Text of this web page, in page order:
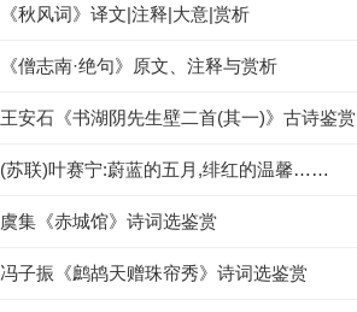
《秋风词》译文|注释|大意|赏析
《僧志南·绝句》原文、注释与赏析
王安石《书湖阴先生壁二首(其一)》古诗鉴赏
(苏联)叶赛宁:蔚蓝的五月,绯红的温馨……
虞集《赤城馆》诗词选鉴赏
冯子振《鹧鸪天赠珠帘秀》诗词选鉴赏